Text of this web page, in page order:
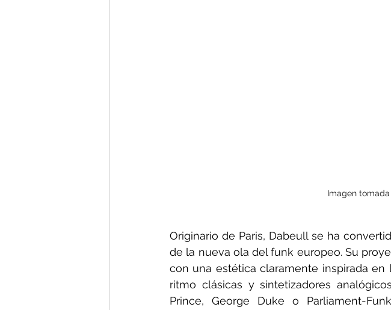
Imagen
Originario de Paris, Dabeull se ha
de la nueva ola del funk europeo. Su
con una estética claramente inspirada en
ritmo clásicas y sintetizadores
Prince, George Duke o Parliament-